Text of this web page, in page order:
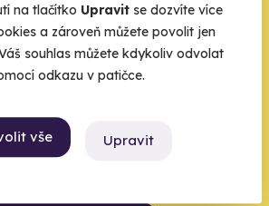
na tlačítko Upravit se dozvíte více
a zároveň můžete povolit jen
souhlas můžete kdykoliv odvolat
odkazu v patičce.
vše Upravit
krok,
my